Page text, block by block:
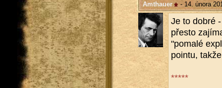
Amthauer - 14. února
Je to dobré
přes­to
"po­ma­lé
poin­tu,
*****